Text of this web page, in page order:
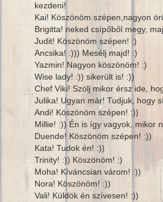
kezdeni!
Kai! Köszönöm szépen,nagyon
Brigitta! neked csípőből megy,
Judit! Köszönöm szépen! :)
Ancsika! :))) Mesélj majd! :)
Yazmin! Nagyon köszönöm! :)
Wise lady! :)) sikerült is! :))
Chef Viki! Szólj mikor érsz ide,
Julika! Ugyan már! Tudjuk, hogy
Andi! Köszönöm szépen! :))
Millie! :)) Én is így vagyok, mikor
Duende! Köszönöm szépen! :))
Kata! Tudok én! :))
Trinity! :)) Köszönöm! :)
Moha! Kíváncsian várom! :))
Nora! Köszönöm! :))
Vali! Küldök én szívesen! :))